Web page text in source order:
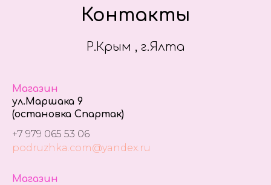
Контакты
Р.Крым , г.Ялта
Магазин
ул.Маршака 9
(остановка Спартак)
+7 979 065 53 06
podruzhka.com@yandex.ru
Магазин